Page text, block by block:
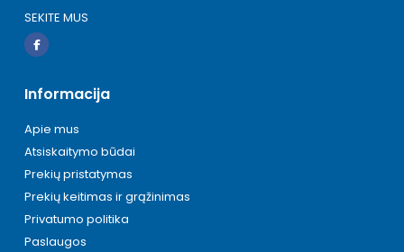
SEKITE MUS
Informacija
Apie mus
Atsiskaitymo būdai
Prekių pristatymas
Prekių keitimas ir grąžinimas
Privatumo politika
Paslaugos